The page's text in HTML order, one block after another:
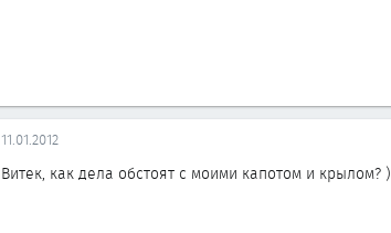
11.01.2012
Витек, как дела обстоят с моими капотом и крылом? )